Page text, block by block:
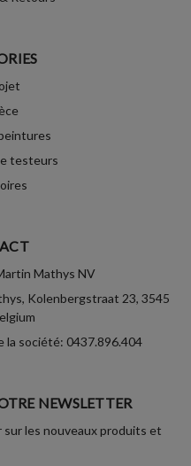
testeurs
Mathys NV
Kolenbergstraat 23, 3545
la société: 0437.896.404
NEWSLETTER
sur les nouveaux produits et